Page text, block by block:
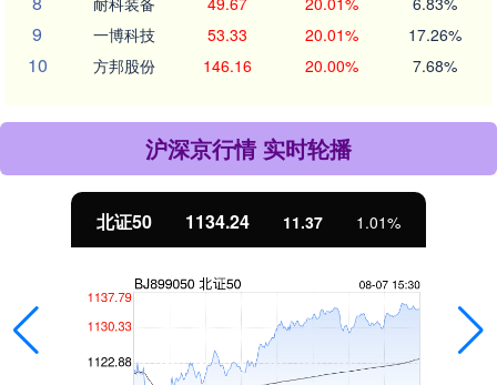
9 一博科技 53.33 20.01% 17.26%
10 方邦股份 146.16 20.00% 7.68%
沪深京行情 实时轮播
北证50 1134.24 11.37 1.01%